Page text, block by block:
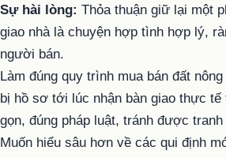
Sự hài lòng: Thỏa thuận giữ lại một
giao nhà là chuyện hợp tình hợp lý,
người bán.
Làm đúng quy trình mua bán đất
bị hồ sơ tới lúc nhận bàn giao thực tế
gọn, đúng pháp luật, tránh được
Muốn hiểu sâu hơn về các qui định